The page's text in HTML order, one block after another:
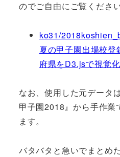
のでご自由にご覧ください
ko31/
夏の甲子園出場校
府県をD3.jsで視覚化
なお、使用した元データ
甲子園2018』から手作業
ます。
バタバタと急いでまとめ